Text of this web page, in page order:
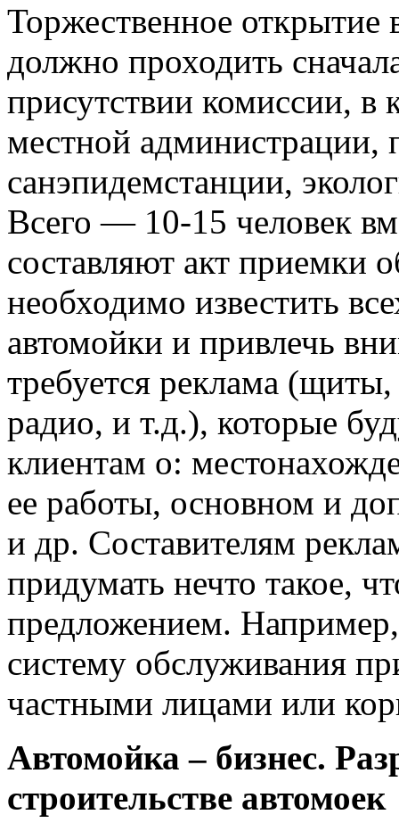
Торжественное
должно проходить
присутствии комиссии, в
местной администрации,
санэпидемстанции,
Всего — 10-15 человек
составляют акт приемки
необходимо известить
автомойки и привлечь
требуется реклама
радио, и т.д.), которые
клиентам о:
ее работы, основном и
и др. Составителям
придумать нечто такое,
предложением.
систему обслуживания
частными лицами или
Автомойка – бизнес.
строительстве автомоек